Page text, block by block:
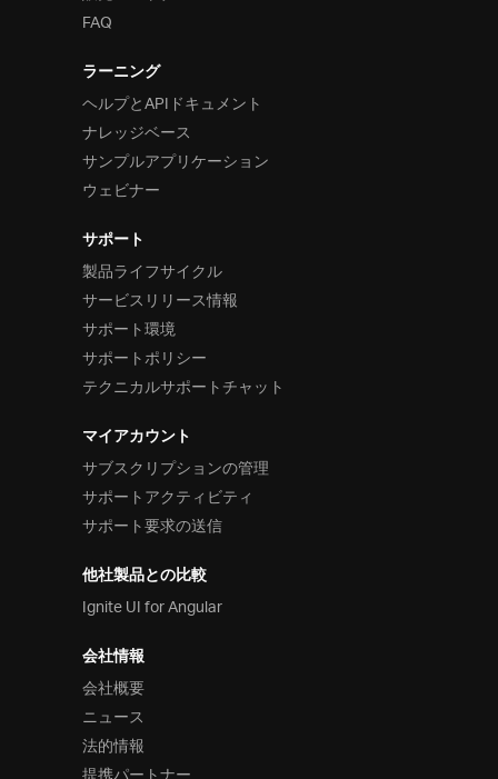
FAQ
ラーニング
ヘルプとAPIドキュメント
ナレッジベース
サンプルアプリケーション
ウェビナー
サポート
製品ライフサイクル
サービスリリース情報
サポート環境
サポートポリシー
テクニカルサポートチャット
マイアカウント
サブスクリプションの管理
サポートアクティビティ
サポート要求の送信
他社製品との比較
Ignite UI for Angular
会社情報
会社概要
ニュース
法的情報